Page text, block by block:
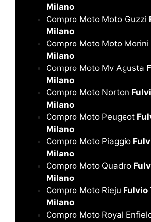
Milano
Compro Moto Moto Guzzi
Milano
Compro Moto Moto Morini
Milano
Compro Moto Mv Agusta
Milano
Compro Moto Norton
Milano
Compro Moto Peugeot
Milano
Compro Moto Piaggio
Milano
Compro Moto Quadro
Milano
Compro Moto Rieju Fulvio
Milano
Compro Moto Royal